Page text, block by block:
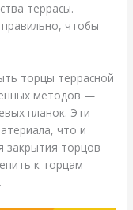
террасы.
чтобы
торцы террасной
методов —
планок. Эти
что и
закрытия торцов
к торцам